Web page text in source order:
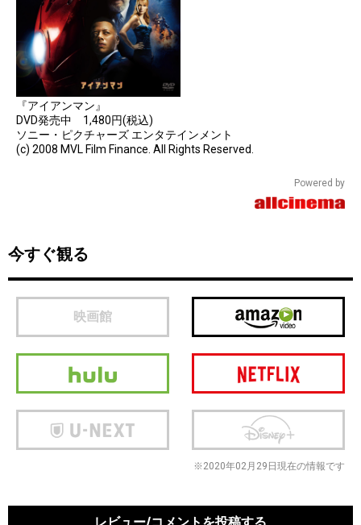
『アイアンマン』
DVD発売中 1,480円(税込)
ソニー・ピクチャーズ エンタテインメント
(c) 2008 MVL Film Finance. All Rights Reserved.
Powered by
今すぐ観る
映画館
※2020年02月29日現在の情報です